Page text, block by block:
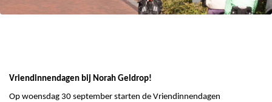
Vriendinnendagen bij Norah Geldrop!
Op woensdag 30 september starten de Vriendinnendagen